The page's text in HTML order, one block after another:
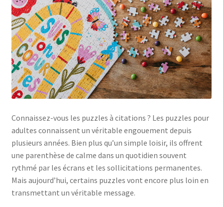
Connaissez-vous les puzzles à citations ? Les puzzles pour
adultes connaissent un véritable engouement depuis
plusieurs années. Bien plus qu’un simple loisir, ils offrent
une parenthèse de calme dans un quotidien souvent
rythmé par les écrans et les sollicitations permanentes.
Mais aujourd’hui, certains puzzles vont encore plus loin en
transmettant un véritable message.